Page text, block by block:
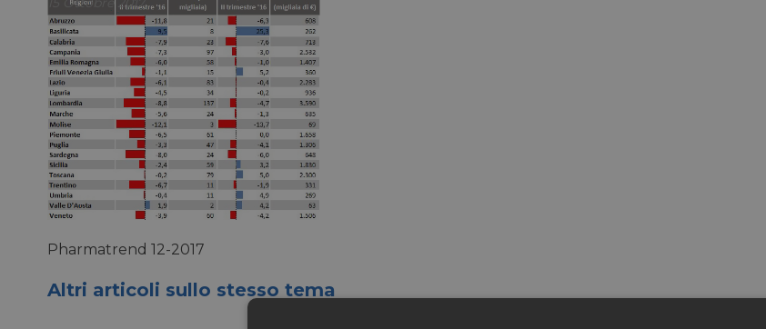
Pharmatrend 12-2017
Altri articoli sullo stesso tema